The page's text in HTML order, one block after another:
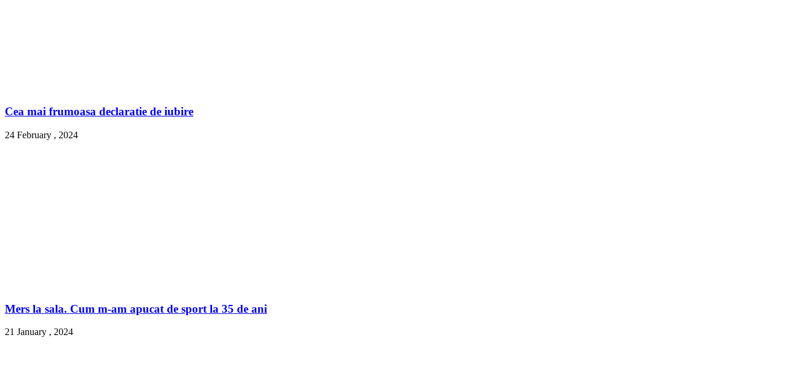
Cea mai frumoasa declaratie de iubire
24 February , 2024
Mers la sala. Cum m-am apucat de sport la 35 de ani
21 January , 2024